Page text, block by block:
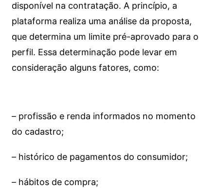
disponível na contratação. A princípio, a
plataforma realiza uma análise da proposta,
que determina um limite pré-aprovado para o
perfil. Essa determinação pode levar em
consideração alguns fatores, como:
– profissão e renda informados no momento
do cadastro;
– histórico de pagamentos do consumidor;
– hábitos de compra;